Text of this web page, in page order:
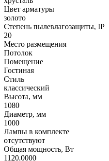
Цвет арматуры
золото
Степень пылевлагозащиты, IP
20
Место размещения
Потолок
Помещение
Гостиная
Стиль
классический
Высота, мм
1080
Диаметр, мм
1000
Лампы в комплекте
отсутствуют
Общая мощность, Вт
1120.0000